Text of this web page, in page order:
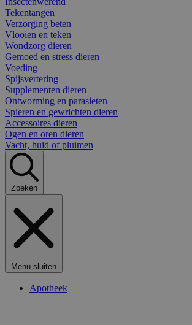
Tekentangen
Verzorging beten
Vlooien en teken
Wondzorg dieren
Gemoed en stress dieren
Voeding
Spijsvertering
Supplementen dieren
Ontworming en parasieten
Spieren en gewrichten dieren
Accessoires dieren
Ogen en oren dieren
Vacht, huid of pluimen
Zoeken
Menu sluiten
Apotheek